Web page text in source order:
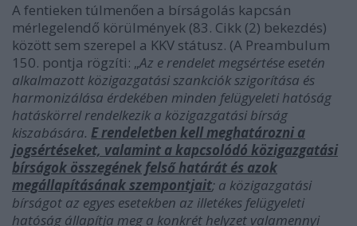
A fentieken túlmenően a bírságolás kapcsán
mérlegelendő körülmények (83. Cikk (2) bekezdés)
között sem szerepel a KKV státusz. (A Preambulum
150. pontja rögzíti: „Az e rendelet megsértése esetén
alkalmazott közigazgatási szankciók szigorítása és
harmonizálása érdekében minden felügyeleti hatóság
hatáskörrel rendelkezik a közigazgatási bírság
kiszabására. E rendeletben kell meghatározni a
jogsértéseket, valamint a kapcsolódó közigazgatási
bírságok összegének felső határát és azok
megállapításának szempontjait; a közigazgatási
bírságot az egyes esetekben az illetékes felügyeleti
hatóság állapítja meg a konkrét helyzet valamennyi